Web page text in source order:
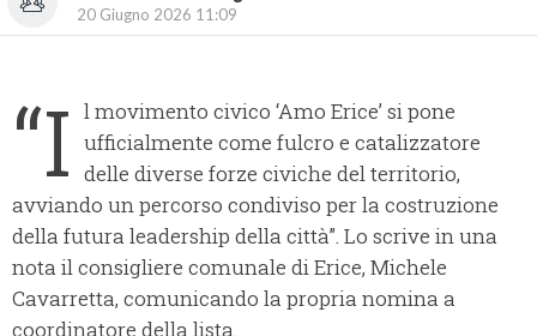
20 Giugno 2026 11:09
“I l movimento civico ‘Amo Erice’ si pone
ufficialmente come fulcro e catalizzatore
delle diverse forze civiche del territorio,
avviando un percorso condiviso per la costruzione
della futura leadership della città”. Lo scrive in una
nota il consigliere comunale di Erice, Michele
Cavarretta, comunicando la propria nomina a
coordinatore della lista.